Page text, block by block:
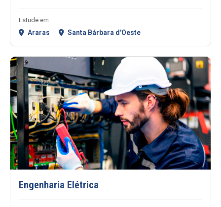
Estude em
Araras Santa Bárbara d'Oeste
Engenharia Elétrica